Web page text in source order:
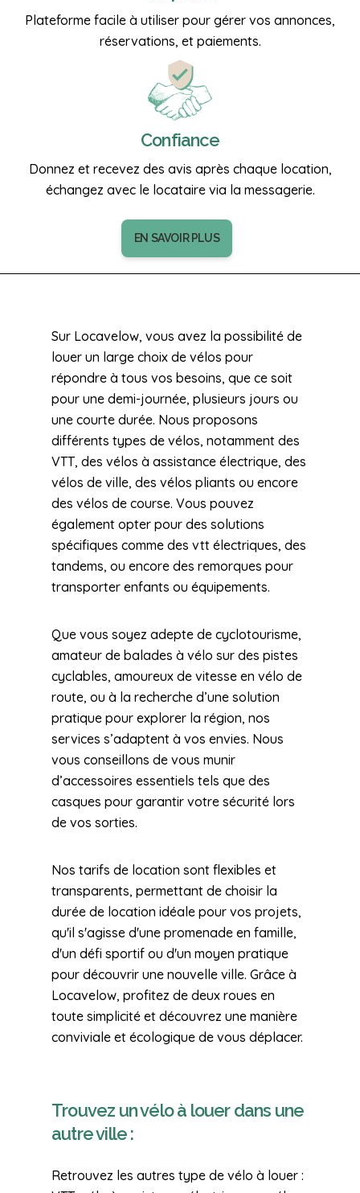
Plateforme facile à utiliser pour gérer vos annonces,
réservations, et paiements.
Confiance
Donnez et recevez des avis après chaque location,
échangez avec le locataire via la messagerie.
EN SAVOIR PLUS
Sur Locavelow, vous avez la possibilité de
louer un large choix de vélos pour
répondre à tous vos besoins, que ce soit
pour une demi-journée, plusieurs jours ou
une courte durée. Nous proposons
différents types de vélos, notamment des
VTT, des vélos à assistance électrique, des
vélos de ville, des vélos pliants ou encore
des vélos de course. Vous pouvez
également opter pour des solutions
spécifiques comme des vtt électriques, des
tandems, ou encore des remorques pour
transporter enfants ou équipements.
Que vous soyez adepte de cyclotourisme,
amateur de balades à vélo sur des pistes
cyclables, amoureux de vitesse en vélo de
route, ou à la recherche d’une solution
pratique pour explorer la région, nos
services s’adaptent à vos envies. Nous
vous conseillons de vous munir
d’accessoires essentiels tels que des
casques pour garantir votre sécurité lors
de vos sorties.
Nos tarifs de location sont flexibles et
transparents, permettant de choisir la
durée de location idéale pour vos projets,
qu'il s'agisse d'une promenade en famille,
d'un défi sportif ou d'un moyen pratique
pour découvrir une nouvelle ville. Grâce à
Locavelow, profitez de deux roues en
toute simplicité et découvrez une manière
conviviale et écologique de vous déplacer.
Trouvez un vélo à louer dans une
autre ville :
Retrouvez les autres type de vélo à louer :